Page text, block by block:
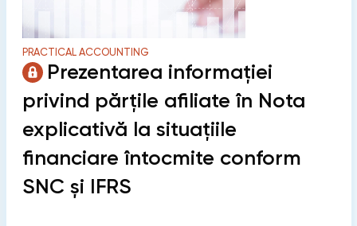
PRACTICAL ACCOUNTING
Prezentarea informației
privind părțile afiliate în Nota
explicativă la situațiile
financiare întocmite conform
SNC și IFRS